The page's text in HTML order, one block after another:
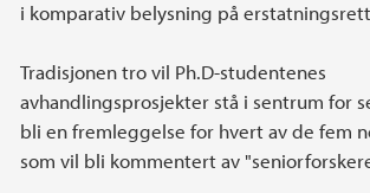
i komparativ belysning på
Tradisjonen tro vil Ph.D-studentenes
avhandlingsprosjekter stå i sentrum for
bli en fremleggelse for hvert av de fem
som vil bli kommentert av